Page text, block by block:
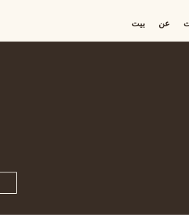
بيت عن